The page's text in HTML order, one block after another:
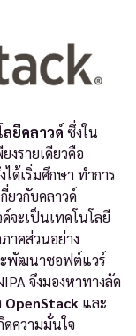
ลยีคลาวด์ ซึ่งใน
งรายเดียวคือ
ได้เริ่มศึกษา ทำการ
ยวกับคลาวด์
จะเป็นเทคโนโลยี
าคส่วนอย่าง
ะพัฒนาซอฟต์แวร์
จึงมองหาทางลัด
OpenStack และ
ความมั่นใจ